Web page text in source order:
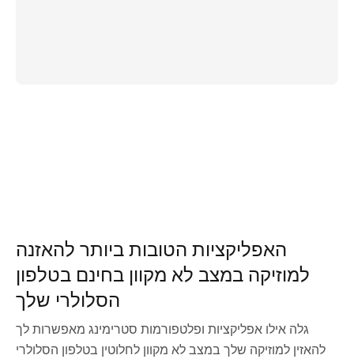
האפליקציות הטובות ביותר להאזנה
למוזיקה במצב לא מקוון בחינם בטלפון
הסלולרי שלך
גלה אילו אפליקציות ופלטפורמות סטרימינג מאפשרות לך
להאזין למוזיקה שלך במצב לא מקוון לחלוטין בטלפון הסלולרי